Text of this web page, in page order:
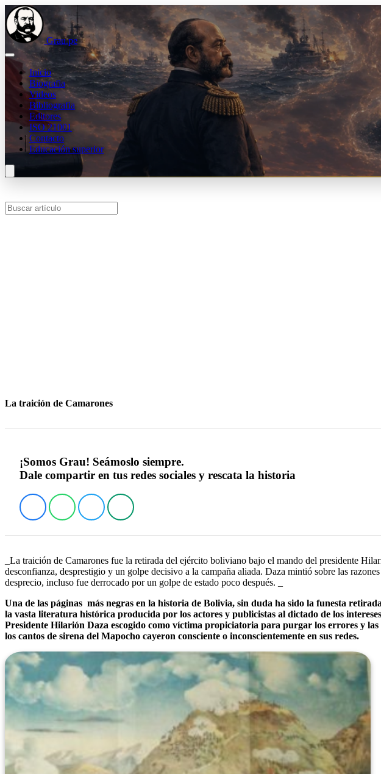
Grau.pe
Inicio
Biografia
Videos
Bibliografia
Editores
ISO 21001
Contacto
Educación superior
La traición de Camarones
¡Somos Grau! Seámoslo siempre.
Dale compartir en tus redes sociales y rescata la historia
_La traición de Camarones fue la retirada del ejército boliviano bajo el mando del presidente
desconfianza, desprestigio y un golpe decisivo a la campaña aliada. Daza mintió sobre las
desprecio, incluso fue derrocado por un golpe de estado poco después. _
Una de las páginas más negras en la historia de Bolivia, sin duda ha sido la funesta
la vasta literatura histórica producida por los actores y publicistas al dictado de los
Presidente Hilarión Daza escogido como víctima propiciatoria para purgar los errores y
los cantos de sirena del Mapocho cayeron consciente o inconscientemente en sus redes.